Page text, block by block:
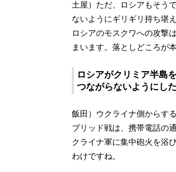
土屋）ただ、ロシアもそう
ないようにギリギリ持ち堪
ロシアのモスクワへの攻撃
まいます。落としどころが
ロシアがクリミア半島
つながらないようにし
飯田）ウクライナ側からす
ブリッド戦は、携帯電話の
クライナ軍に集中砲火を浴
わけですね。